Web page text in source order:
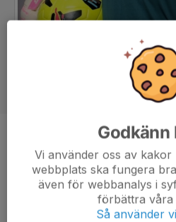
-
Ålder
14 år
Godkänn
Vi använder oss av
webbplats ska fungera
även för webbanalys i
förbättra våra
Så använder